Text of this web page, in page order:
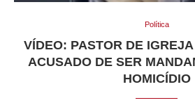
Política
VÍDEO: PASTOR DE
ACUSADO DE SER
HOMICÍDIO